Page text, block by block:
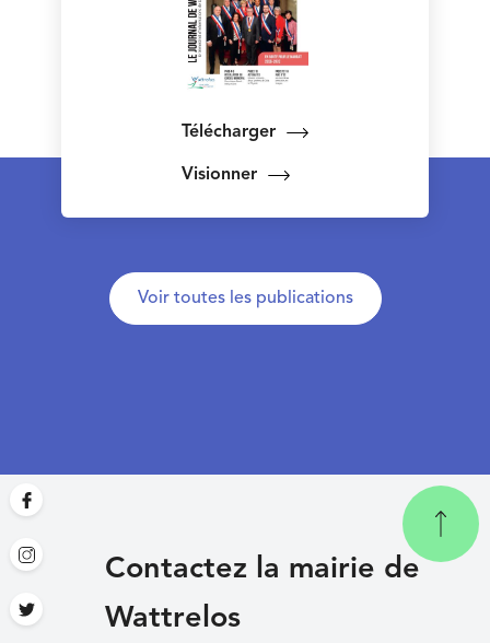
Télécharger
Visionner
Voir toutes les publications
Contactez la mairie de
Wattrelos